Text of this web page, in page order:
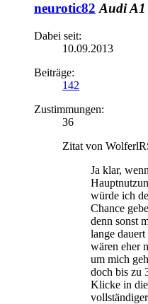
neurotic82 Audi A1
Dabei seit:
10.09.2013
Beiträge:
142
Zustimmungen:
36
Zitat von
Ja klar,
würde ich
Chance
denn sonst
lange
wären eher
um mich
doch bis zu
Klicke in